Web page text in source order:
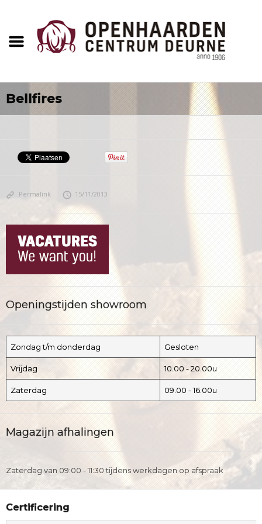
Bellfires
Permalink 15/11/2013
Openingstijden showroom
Zondag t/m donderdag Gesloten
Vrijdag 10.00 - 20.00u
Zaterdag 09.00 - 16.00u
Magazijn afhalingen
Zaterdag van 09:00 - 11:30 tijdens werkdagen op afspraak
Certificering